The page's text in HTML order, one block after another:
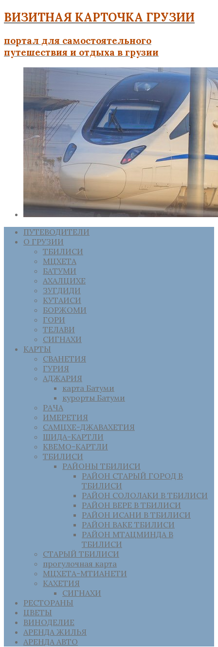
ВИЗИТНАЯ КАРТОЧКА ГРУЗИИ
портал для самостоятельного
путешествия и отдыха в грузии
ПУТЕВОДИТЕЛИ
О ГРУЗИИ
ТБИЛИСИ
МЦХЕТА
БАТУМИ
АХАЛЦИХЕ
ЗУГДИДИ
КУТАИСИ
БОРЖОМИ
ГОРИ
ТЕЛАВИ
СИГНАХИ
КАРТЫ
СВАНЕТИЯ
ГУРИЯ
АДЖАРИЯ
карта Батуми
курорты Батуми
РАЧА
ИМЕРЕТИЯ
САМЦХЕ-ДЖАВАХЕТИЯ
ШИДА-КАРТЛИ
КВЕМО-КАРТЛИ
ТБИЛИСИ
РАЙОНЫ ТБИЛИСИ
РАЙОН СТАРЫЙ ГОРОД В
ТБИЛИСИ
РАЙОН СОЛОЛАКИ В ТБИЛИСИ
РАЙОН ВЕРЕ В ТБИЛИСИ
РАЙОН ИСАНИ В ТБИЛИСИ
РАЙОН ВАКЕ ТБИЛИСИ
РАЙОН МТАЦМИНДА В
ТБИЛИСИ
СТАРЫЙ ТБИЛИСИ
прогулочная карта
МЦХЕТА-МТИАНЕТИ
КАХЕТИЯ
СИГНАХИ
РЕСТОРАНЫ
ЦВЕТЫ
ВИНОДЕЛИЕ
АРЕНДА ЖИЛЬЯ
АРЕНДА АВТО